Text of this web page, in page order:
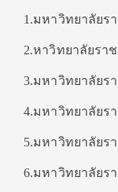
1.มหาวิทยาลัย
2.หาวิทยาลัยรา
3.มหาวิทยาลัยร
4.มหาวิทยาลัยร
5.มหาวิทยาลัยร
6.มหาวิทยาลัยร